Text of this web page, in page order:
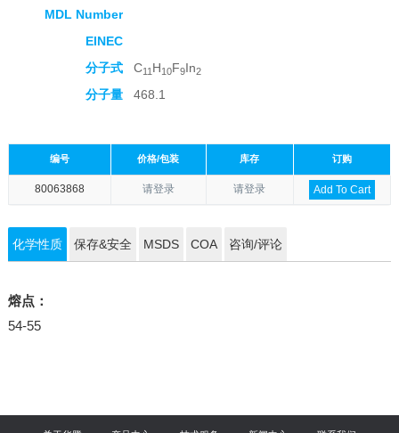
MDL Number
EINEC
分子式
C11 H10F9In2
分子量 468.1
编号 价格/包装 库存 订购
80063868 请登录 请登录 Add To Cart
化学性质 保存&安全 MSDS COA 咨询/评论
熔点：
54-55